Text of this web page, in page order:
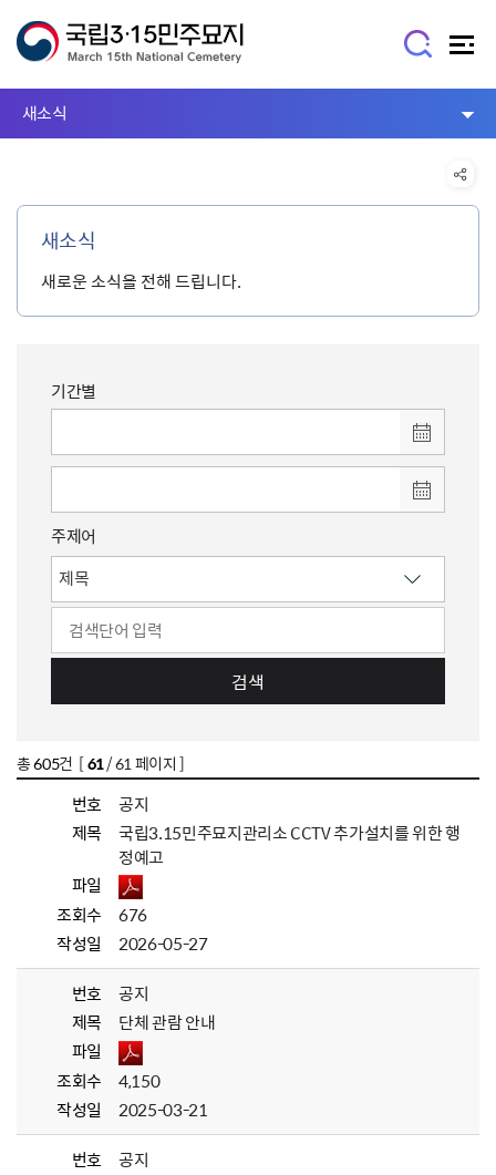
새소식
새소식
새로운 소식을 전해 드립니다.
기간별
주제어
검색
총605건 [61/ 61 페이지 ]
번호
공지
제목
국립3.15민주묘지관리소 CCTV 추가설치를 위한 행
정예고
파일
조회수
676
작성일
2026-05-27
번호
공지
제목
단체 관람 안내
파일
조회수
4,150
작성일
2025-03-21
번호
공지